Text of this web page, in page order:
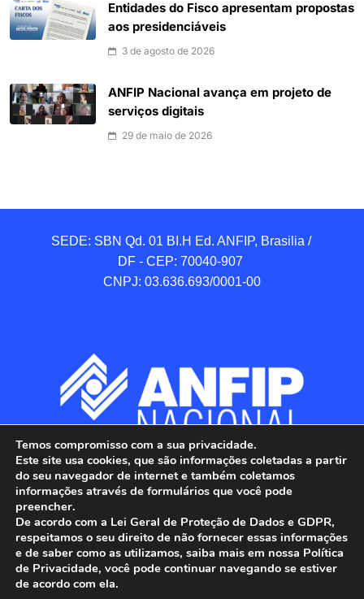
Entidades do Fisco apresentam propostas
aos presidenciáveis
3 de agosto de 2026
ANFIP Nacional avança em projeto de
serviços digitais
29 de maio de 2026
SEDE: SBN Qd. 01 BI.H Ed. ANFIP, Brasilia /
DF - CEP: 70040-907
CNPJ: 03.636.693/0001-00
ANFIP - Associação Nacional dos Auditores
Fiscais da Receita Federal do Brasil.
Temos compromisso com a sua privacidade.
Este site usa cookies, que são informações coletadas a partir
do seu navegador de internet e também coletamos
informações através de formulários que você pode
preencher.
De acordo com a Lei Geral de Proteção de Dados e GDPR,
respeitamos o seu direito de não fornecer essas informações
e de saber como as utilizamos, saiba mais em nossa Política
de Privacidade, você pode continuar navegando se estiver
de acordo com ela.